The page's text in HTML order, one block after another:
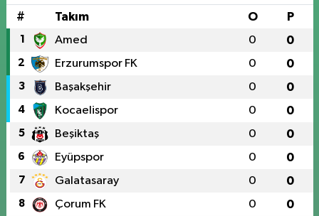
# Takım O P
1 Amed 0 0
2 Erzurumspor FK 0 0
3 Başakşehir 0 0
4 Kocaelispor 0 0
5 Beşiktaş 0 0
6 Eyüpspor 0 0
7 Galatasaray 0 0
8 Çorum FK 0 0